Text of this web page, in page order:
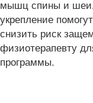
мышц спины и шеи.
укрепление
снизить риск
физиотерапевту
программы.